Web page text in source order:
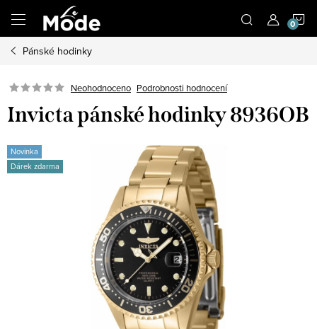
obsah
Pánské hodinky
Neohodnoceno Podrobnosti hodnocení
Invicta pánské hodinky 8936OB
Novinka
Dárek zdarma